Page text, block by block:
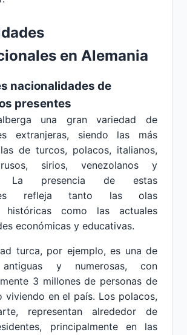
en Alemania
nacionalidades de
presentes
una gran variedad de
extranjeras, siendo las más
de turcos, polacos, italianos,
sirios, venezolanos y
La presencia de estas
refleja tanto las olas
históricas como las actuales
económicas y educativas.
turca, por ejemplo, es una de
y numerosas, con
3 millones de personas de
viviendo en el país. Los polacos,
representan alrededor de
principalmente en las